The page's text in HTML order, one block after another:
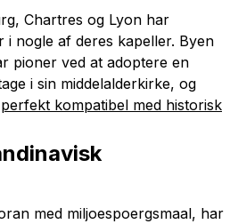
Chartres og Lyon har
i nogle af deres kapeller. Byen
pioner ved at adoptere en
i sin middelalderkirke, og
perfekt kompatibel med historisk
med miljoespoergsmaal, har